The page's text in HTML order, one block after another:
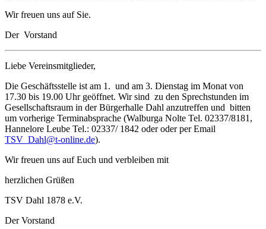
Wir freuen uns auf Sie.
Der Vorstand
Liebe Vereinsmitglieder,
Die Geschäftsstelle ist am 1. und am 3. Dienstag im Monat von
17.30 bis 19.00 Uhr geöffnet. Wir sind zu den Sprechstunden im
Gesellschaftsraum in der Bürgerhalle Dahl anzutreffen und bitten
um vorherige Terminabsprache (Walburga Nolte Tel. 02337/8181,
Hannelore Leube Tel.: 02337/ 1842 oder oder per Email
TSV_Dahl@t-online.de).
Wir freuen uns auf Euch und verbleiben mit
herzlichen Grüßen
TSV Dahl 1878 e.V.
Der Vorstand